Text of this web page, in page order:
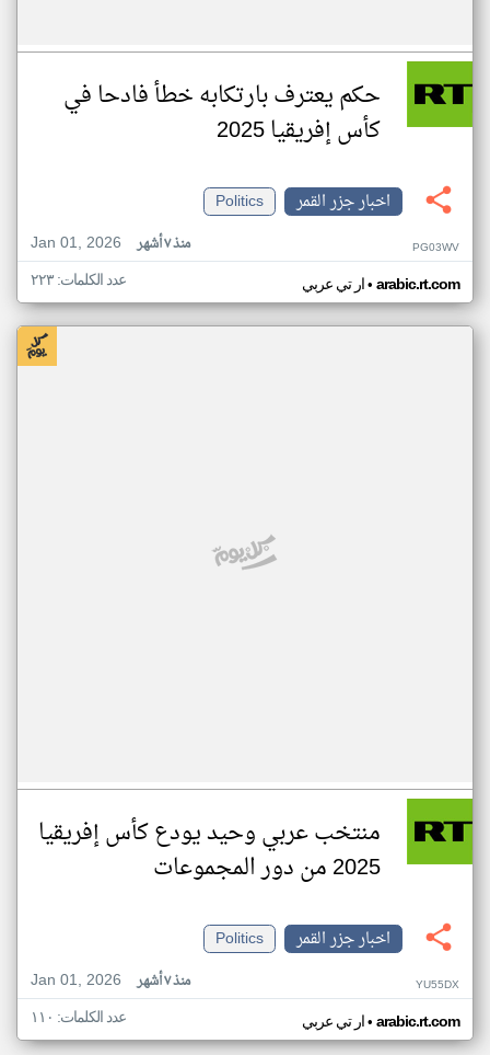
حكم يعترف بارتكابه خطأ فادحا في
كأس إفريقيا 2025
اخبار جزر القمر
Politics
Jan 01, 2026
منذ ٧ أشهر PG03WV
ار تي عربي• arabic.rt.com عدد الكلمات: ٢٢٣
منتخب عربي وحيد يودع كأس إفريقيا
2025 من دور المجموعات
اخبار جزر القمر
Politics
Jan 01, 2026
منذ ٧ أشهر YU55DX
ار تي عربي• arabic.rt.com عدد الكلمات: ١١٠